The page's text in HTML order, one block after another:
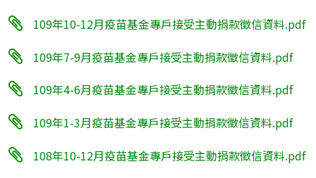
109年10-12月疫苗基金專戶接受主動捐款徵信資料.pdf
109年7-9月疫苗基金專戶接受主動捐款徵信資料.pdf
109年4-6月疫苗基金專戶接受主動捐款徵信資料.pdf
109年1-3月疫苗基金專戶接受主動捐款徵信資料.pdf
108年10-12月疫苗基金專戶接受主動捐款徵信資料.pdf